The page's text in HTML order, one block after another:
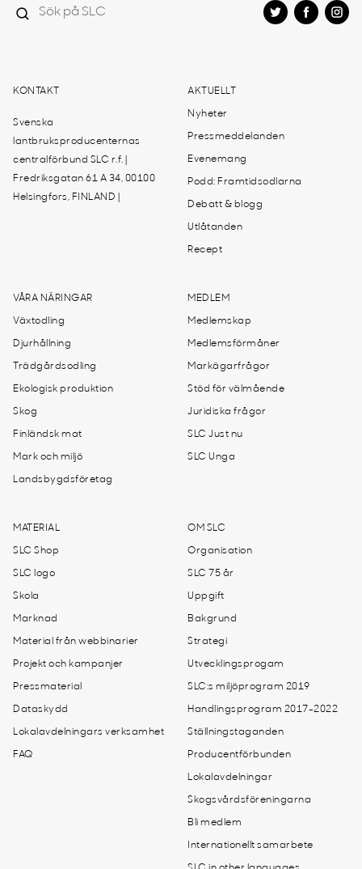
KONTAKT
Svenska
lantbruksproducenternas
centralförbund SLC r.f. |
Fredriksgatan 61 A 34, 00100
Helsingfors, FINLAND |
AKTUELLT
Nyheter
Pressmeddelanden
Evenemang
Podd: Framtidsodlarna
Debatt & blogg
Utlåtanden
Recept
VÅRA NÄRINGAR
Växtodling
Djurhållning
Trädgårdsodling
Ekologisk produktion
Skog
Finländsk mat
Mark och miljö
Landsbygdsföretag
MEDLEM
Medlemskap
Medlemsförmåner
Markägarfrågor
Stöd för välmående
Juridiska frågor
SLC Just nu
SLC Unga
MATERIAL
SLC Shop
SLC logo
Skola
Marknad
Material från webbinarier
Projekt och kampanjer
Pressmaterial
Dataskydd
Lokalavdelningars verksamhet
FAQ
OM SLC
Organisation
SLC 75 år
Uppgift
Bakgrund
Strategi
Utvecklingsprogam
SLC:s miljöprogram 2019
Handlingsprogram 2017-2022
Ställningstaganden
Producentförbunden
Lokalavdelningar
Skogsvårdsföreningarna
Bli medlem
Internationellt samarbete